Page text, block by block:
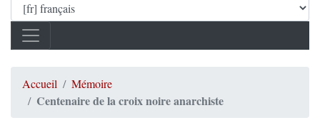
Accueil Mémoire
Centenaire de la croix noire anarchiste